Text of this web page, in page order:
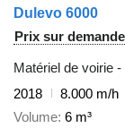
Dulevo 6000
Prix sur demande
Matériel de voirie
2018
8.000 m/h
Volume 6 m³